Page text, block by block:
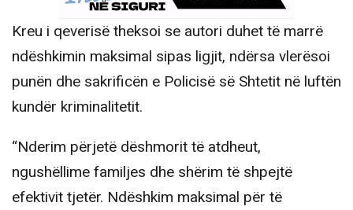
Kreu i qeverisë theksoi se autori duhet të marrë
ndëshkimin maksimal sipas ligjit, ndërsa vlerësoi
punën dhe sakrificën e Policisë së Shtetit në luftën
kundër kriminalitetit.
“Nderim përjetë dëshmorit të atdheut,
ngushëllime familjes dhe shërim të shpejtë
efektivit tjetër. Ndëshkim maksimal për të